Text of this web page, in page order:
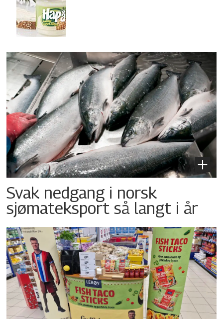
Svak nedgang i norsk
sjømateksport så langt i år